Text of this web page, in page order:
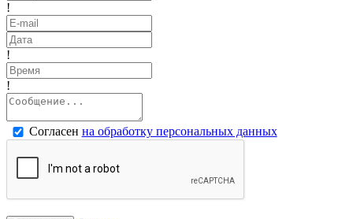
!
!
!
Согласен на обработку персональных данных